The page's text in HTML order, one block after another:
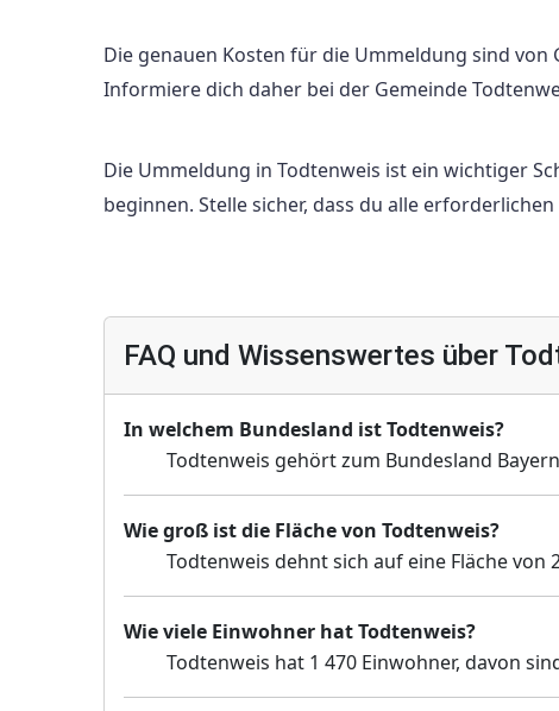
Die genauen Kosten für die Ummeldung sind
Informiere dich daher bei der Gemeinde
Die Ummeldung in Todtenweis ist ein wichtiger
beginnen. Stelle sicher, dass du alle
FAQ und Wissenswertes über
In welchem Bundesland ist Todtenweis?
Todtenweis gehört zum Bundesland
Wie groß ist die Fläche von Todtenweis?
Todtenweis dehnt sich auf eine Fläche von
Wie viele Einwohner hat Todtenweis?
Todtenweis hat 1 470 Einwohner, davon